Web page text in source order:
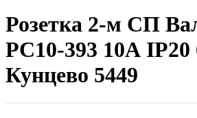
Розетка 2-м СП
РС10-393 10А IP20
Кунцево 5449